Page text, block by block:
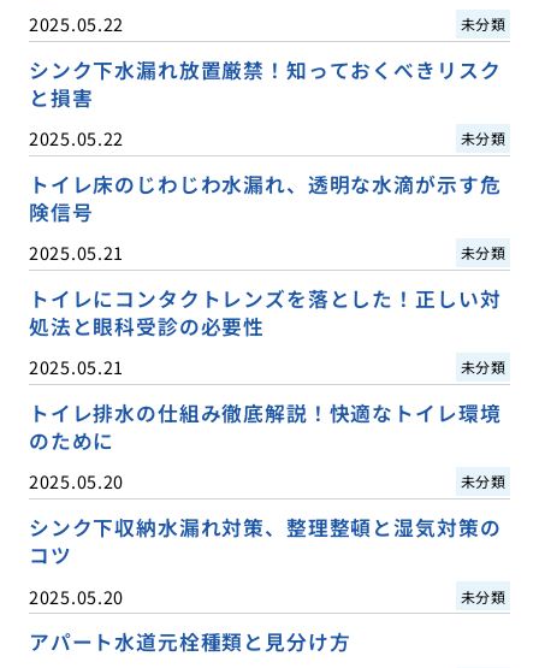
2025.05.22 未分類
シンク下水漏れ放置厳禁！知っておくべきリスク
と損害
2025.05.22 未分類
トイレ床のじわじわ水漏れ、透明な水滴が示す危
険信号
2025.05.21 未分類
トイレにコンタクトレンズを落とした！正しい対
処法と眼科受診の必要性
2025.05.21 未分類
トイレ排水の仕組み徹底解説！快適なトイレ環境
のために
2025.05.20 未分類
シンク下収納水漏れ対策、整理整頓と湿気対策の
コツ
2025.05.20 未分類
アパート水道元栓種類と見分け方